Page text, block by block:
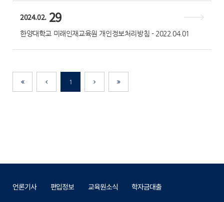
2024.02. 29
한양대학교 미래인재교육원 개인정보처리방침 - 2022.04.01
제일
이전으로
이전으로 1 다음으로 마지막으로
언론기사 편입정보 교육원소식 학자금대출